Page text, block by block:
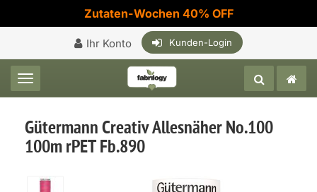
Zutaten-Wochen 40% OFF
Ihr Konto Kunden-Login
Toggle navigation
Gütermann Creativ Allesnäher No.100
100m rPET Fb.890